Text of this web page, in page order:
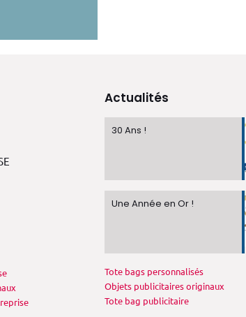
Actualités
30 Ans !
Une Année en Or !
Tote bags personnalisés
Objets publicitaires originaux
Tote bag publicitaire